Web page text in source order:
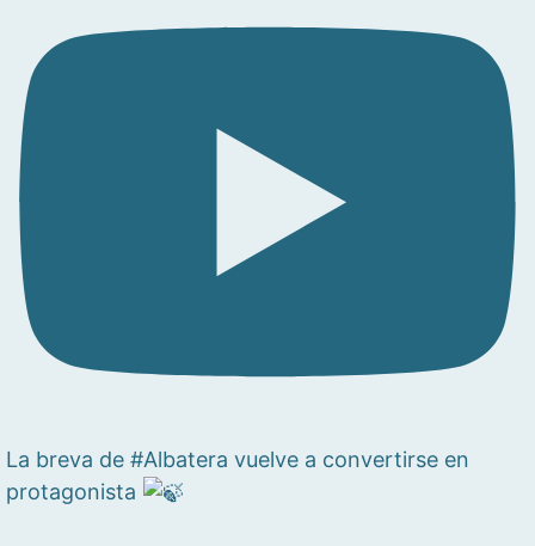
La breva de #Albatera vuelve a convertirse en
protagonista